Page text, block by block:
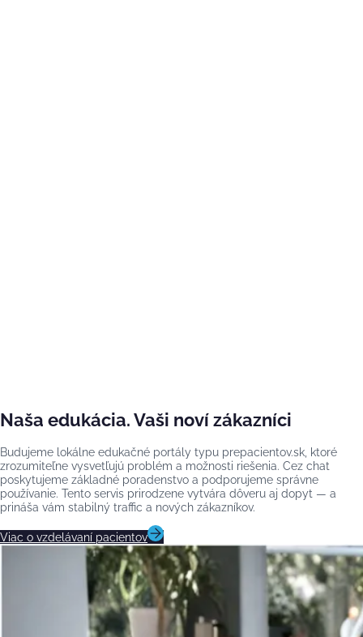
Naša edukácia. Vaši noví zákazníci
Budujeme lokálne edukačné portály typu prepacientov.sk, ktoré
zrozumiteľne vysvetľujú problém a možnosti riešenia. Cez chat
poskytujeme základné poradenstvo a podporujeme správne
používanie. Tento servis prirodzene vytvára dôveru aj dopyt — a
prináša vám stabilný traffic a nových zákazníkov.
Viac o vzdelávaní pacientov